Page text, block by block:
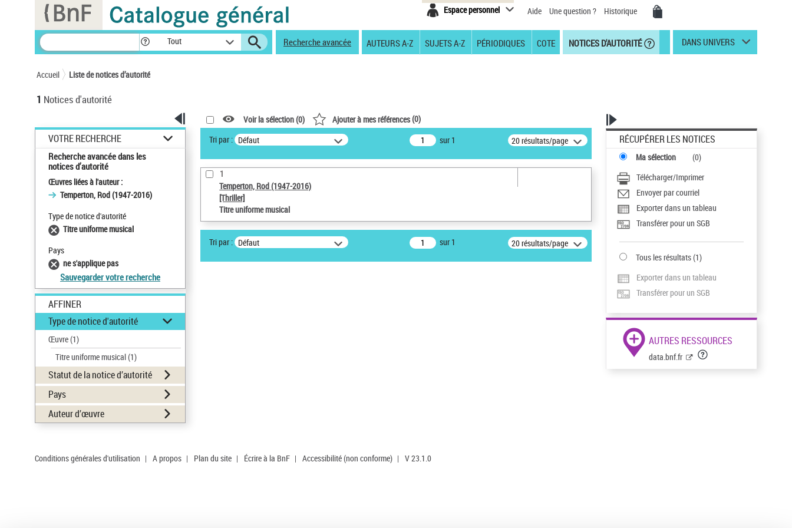
Espace personnel Aide Une question ? Historique
Tout Recherche avancée AUTEURS A-Z SUJETS A-Z PÉRIODIQUES COTE NOTICES D'AUTORITÉ DANS UNIVERS
Accueil Liste de notices d’autorité
1 Notices d'autorité
VOTRE RECHERCHE
Recherche avancée dans les
notices d’autorité
Œuvres liées à l'auteur :
Temperton, Rod (1947-2016)
Type de notice d'autorité
Titre uniforme musical
Pays
ne s'applique pas
Sauvegarder votre recherche
AFFINER
Type de notice d'autorité
Œuvre(1)
Titre uniforme musical(1)
Statut de la notice d’autorité
Pays
Auteur d’œuvre
Voir la sélection (0) Ajouter à mes références(0)
Tri par : Défaut sur 1 20 résultats/page
1
Temperton, Rod (1947-2016)
[Thriller]
Titre uniforme musical
Tri par : Défaut sur 1 20 résultats/page
RÉCUPÉRER LES NOTICES
Ma sélection (0)
Télécharger/Imprimer
Envoyer par courriel
Exporter dans un tableau
Transférer pour un SGB
Tous les résultats(1)
Exporter dans un tableau
Transférer pour un SGB
AUTRES RESSOURCES
data.bnf.fr
Conditions générales d'utilisation | A propos | Plan du site | Écrire à la BnF | Accessibilité (non conforme) | V 23.1.0
Panneau de gestion des cookies